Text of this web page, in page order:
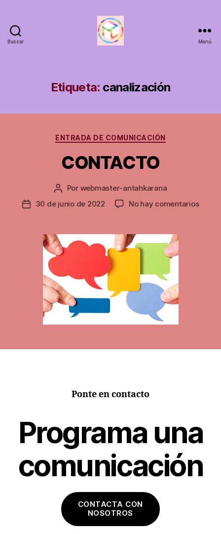
Buscar Menú
Etiqueta: canalización
Categorías
ENTRADA DE COMUNICACIÓN
CONTACTO
Autor
de
la
Por webmaster-antahkarana
Fecha
entrada
30 de junio de 2022 No hay comentariosen
Ponte en contacto
Programa una
comunicación
CONTACTA CON
NOSOTROS